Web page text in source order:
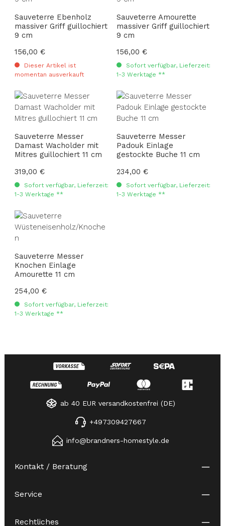
Sauveterre Ebenholz
massiver Griff guillochiert
9 cm
Regulärer Preis:
156,00 €
Dieser Artikel ist
momentan ausverkauft
Sauveterre Amourette
massiver Griff guillochiert
9 cm
Regulärer Preis:
156,00 €
Sofort verfügbar, Lieferzeit:
1-3 Werktage **
Sauveterre Messer
Damast Wacholder mit
Mitres guillochiert 11 cm
Regulärer Preis:
319,00 €
Sofort verfügbar, Lieferzeit:
1-3 Werktage **
Sauveterre Messer
Padouk Einlage
gestockte Buche 11 cm
Regulärer Preis:
234,00 €
Sofort verfügbar, Lieferzeit:
1-3 Werktage **
Sauveterre Messer
Knochen Einlage
Amourette 11 cm
Regulärer Preis:
254,00 €
Sofort verfügbar, Lieferzeit:
1-3 Werktage **
ab 40 EUR versandkostenfrei (DE)
+497309427667
info@brandners-homestyle.de
Kontakt / Beratung
Service
Rechtliches